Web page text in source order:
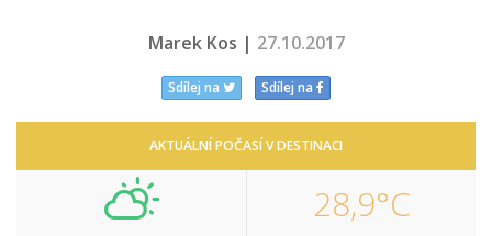
Marek Kos | 27.10.2017
Sdílej na Sdílej na
AKTUÁLNÍ POČASÍ V DESTINACI
28,9°C